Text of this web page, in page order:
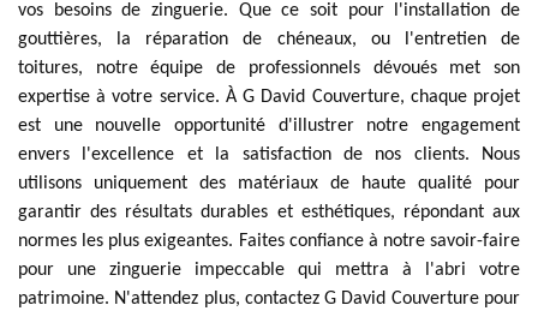
vos besoins de zinguerie. Que ce soit pour l'installation de
gouttières, la réparation de chéneaux, ou l'entretien de
toitures, notre équipe de professionnels dévoués met son
expertise à votre service. À G David Couverture, chaque projet
est une nouvelle opportunité d'illustrer notre engagement
envers l'excellence et la satisfaction de nos clients. Nous
utilisons uniquement des matériaux de haute qualité pour
garantir des résultats durables et esthétiques, répondant aux
normes les plus exigeantes. Faites confiance à notre savoir-faire
pour une zinguerie impeccable qui mettra à l'abri votre
patrimoine. N'attendez plus, contactez G David Couverture pour